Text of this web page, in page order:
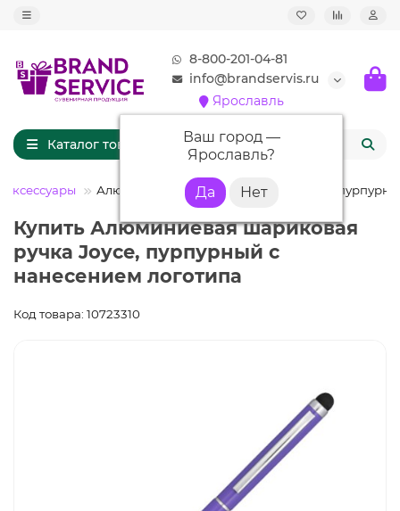
8-800-201-04-81
info@brandservis.ru
Ярославль
Ваш город —
Ярославль?
Каталог товаров
Алюминиевая шариковая ручка Joyce,
Купить Алюминиевая шариковая
ручка Joyce, пурпурный с
нанесением логотипа
Код товара: 10723310